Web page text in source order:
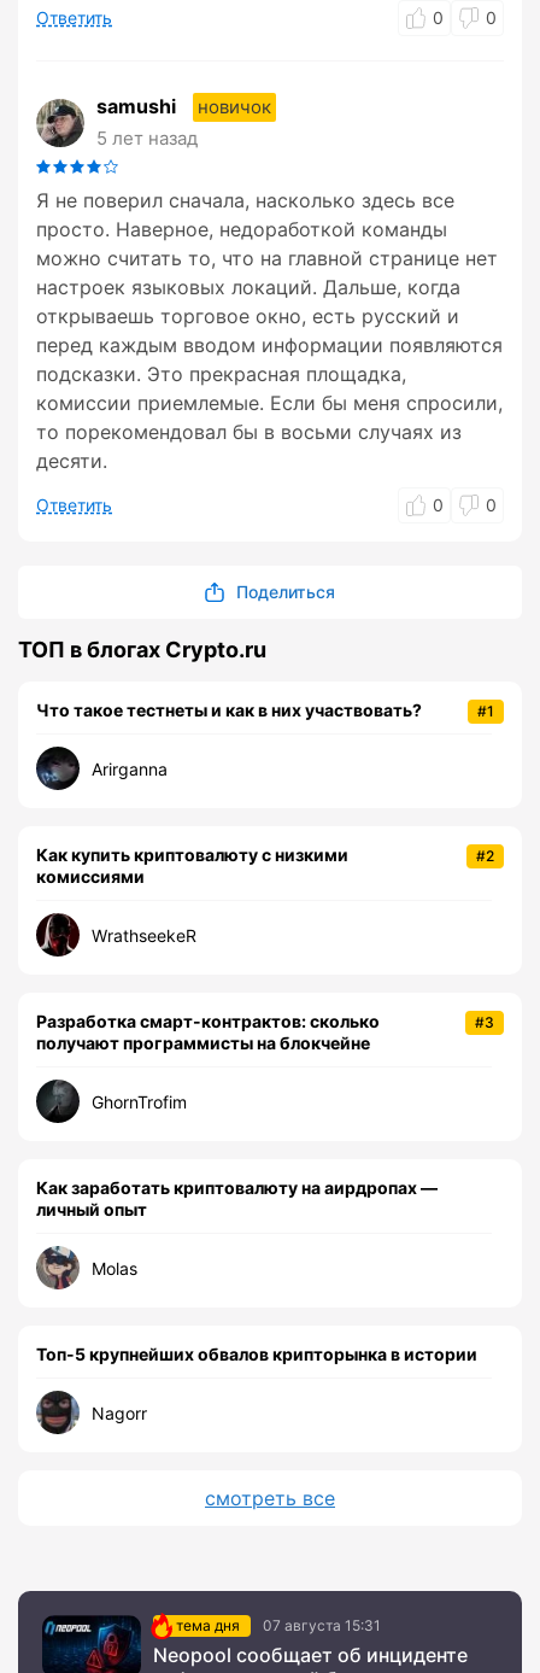
Ответить 0 0
samushi
новичок
5 лет назад
Я не поверил сначала, насколько здесь все
просто. Наверное, недоработкой команды
можно считать то, что на главной странице нет
настроек языковых локаций. Дальше, когда
открываешь торговое окно, есть русский и
перед каждым вводом информации появляются
подсказки. Это прекрасная площадка,
комиссии приемлемые. Если бы меня спросили,
то порекомендовал бы в восьми случаях из
десяти.
Ответить 0 0
Поделиться
ТОП в блогах Crypto.ru
#1
Что такое тестнеты и как в них участвовать?
Arirganna
#2
Как купить криптовалюту с низкими
комиссиями
WrathseekeR
#3
Разработка смарт-контрактов: сколько
получают программисты на блокчейне
GhornTrofim
Как заработать криптовалюту на аирдропах —
личный опыт
Molas
Топ-5 крупнейших обвалов крипторынка в истории
Nagorr
смотреть все
тема дня 07 августа 15:31
Neopool сообщает об инциденте